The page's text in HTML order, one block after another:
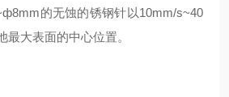
的无蚀的锈钢针以10mm/s~40
大表面的中心位置。